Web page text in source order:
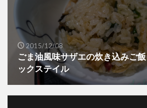
2015/12/08
ごま油風味サザエの炊き込みご
ックステイル